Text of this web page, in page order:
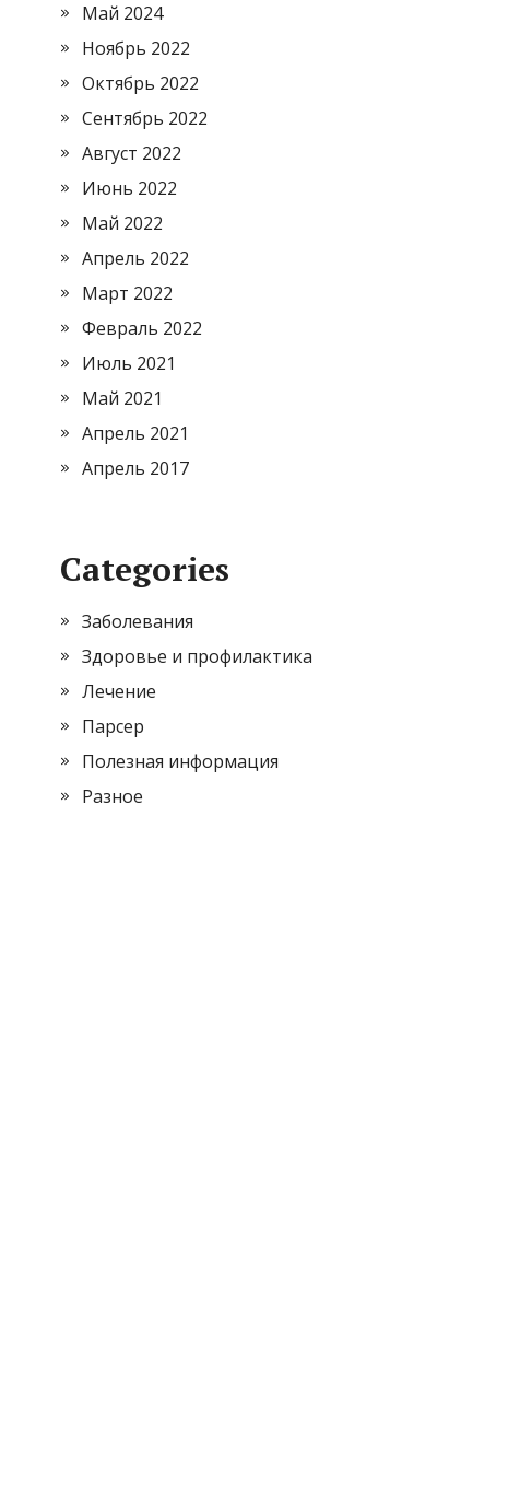
Май 2024
Ноябрь 2022
Октябрь 2022
Сентябрь 2022
Август 2022
Июнь 2022
Май 2022
Апрель 2022
Март 2022
Февраль 2022
Июль 2021
Май 2021
Апрель 2021
Апрель 2017
Categories
Заболевания
Здоровье и профилактика
Лечение
Парсер
Полезная информация
Разное